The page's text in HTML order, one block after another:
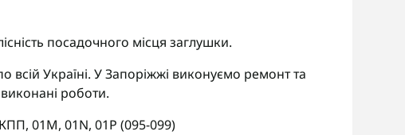
посадочного місця заглушки.
всій Україні. У Запоріжжі виконуємо ремонт та
роботи.
, 01M, 01N, 01P (095-099)